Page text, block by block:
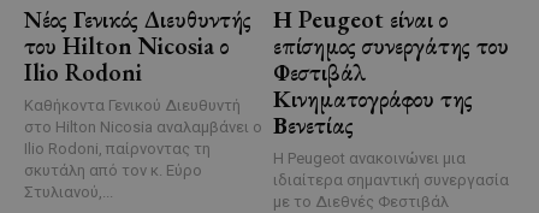
Νέος Γενικός Διευθυντής
του Hilton Nicosia ο
Ilio Rodoni
Καθήκοντα Γενικού Διευθυντή
στο Hilton Nicosia αναλαμβάνει ο
Ilio Rodoni, παίρνοντας τη
σκυτάλη από τον κ. Εύρο
Στυλιανού,...
Η Peugeot είναι ο
επίσημος συνεργάτης του
Φεστιβάλ
Κινηματογράφου της
Βενετίας
Η Peugeot ανακοινώνει μια
ιδιαίτερα σημαντική συνεργασία
με το Διεθνές Φεστιβάλ